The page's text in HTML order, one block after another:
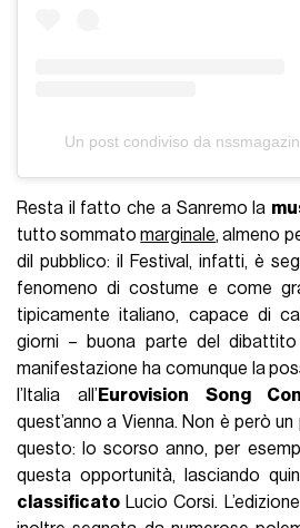
Un post condiviso da
Resta il fatto che a Sanremo la
tutto sommatomarginale, almeno
dil pubblico: il Festival, infatti, è
fenomeno di costume e come
tipicamente italiano, capace di
giorni – buona parte del
manifestazione ha comunque la
l’Italia all’ Eurovision Song
quest’anno a Vienna. Non è però
questo: lo scorso anno, per
questa opportunità, lasciando
classificato Lucio Corsi.